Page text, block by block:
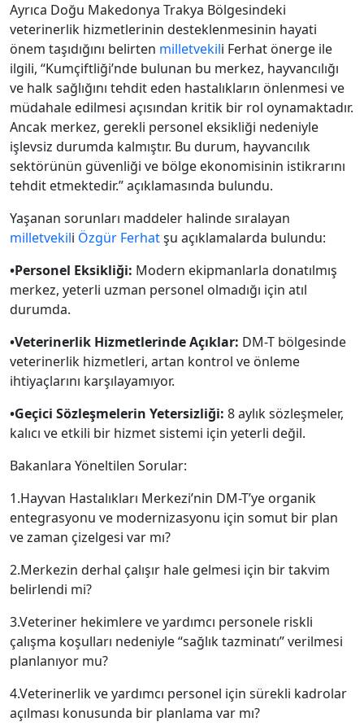
Ayrıca Doğu Makedonya Trakya Bölgesindeki
veterinerlik hizmetlerinin desteklenmesinin hayati
önem taşıdığını belirten milletvekili Ferhat önerge ile
ilgili, “Kumçiftliği’nde bulunan bu merkez, hayvancılığı
ve halk sağlığını tehdit eden hastalıkların önlenmesi ve
müdahale edilmesi açısından kritik bir rol oynamaktadır.
Ancak merkez, gerekli personel eksikliği nedeniyle
işlevsiz durumda kalmıştır. Bu durum, hayvancılık
sektörünün güvenliği ve bölge ekonomisinin istikrarını
tehdit etmektedir.” açıklamasında bulundu.
Yaşanan sorunları maddeler halinde sıralayan
milletvekili Özgür Ferhatşu açıklamalarda bulundu:
•Personel Eksikliği: Modern ekipmanlarla donatılmış
merkez, yeterli uzman personel olmadığı için atıl
durumda.
•Veterinerlik Hizmetlerinde Açıklar: DM-T bölgesinde
veterinerlik hizmetleri, artan kontrol ve önleme
ihtiyaçlarını karşılayamıyor.
•Geçici Sözleşmelerin Yetersizliği: 8 aylık sözleşmeler,
kalıcı ve etkili bir hizmet sistemi için yeterli değil.
Bakanlara Yöneltilen Sorular:
1.Hayvan Hastalıkları Merkezi’nin DM-T’ye organik
entegrasyonu ve modernizasyonu için somut bir plan
ve zaman çizelgesi var mı?
2.Merkezin derhal çalışır hale gelmesi için bir takvim
belirlendi mi?
3.Veteriner hekimlere ve yardımcı personele riskli
çalışma koşulları nedeniyle “sağlık tazminatı” verilmesi
planlanıyor mu?
4.Veterinerlik ve yardımcı personel için sürekli kadrolar
açılması konusunda bir planlama var mı?